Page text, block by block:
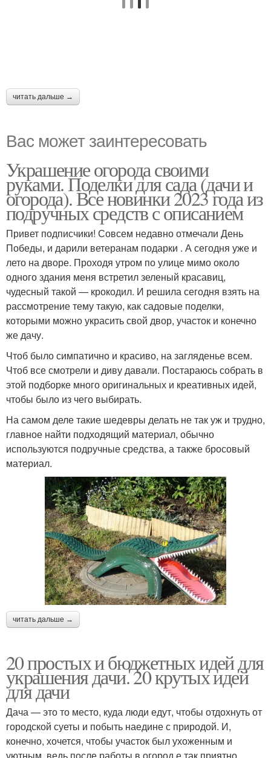
читать дальше →
Вас может заинтересовать
Украшение огорода своими
руками. Поделки для сада (дачи и
огорода). Все новинки 2023 года из
подручных средств с описанием
Привет подписчики! Совсем недавно отмечали День
Победы, и дарили ветеранам подарки . А сегодня уже и
лето на дворе. Проходя утром по улице мимо около
одного здания меня встретил зеленый красавиц,
чудесный такой — крокодил. И решила сегодня взять на
рассмотрение тему такую, как садовые поделки,
которыми можно украсить свой двор, участок и конечно
же дачу.
Чтоб было симпатично и красиво, на загляденье всем.
Чтоб все смотрели и диву давали. Постараюсь собрать в
этой подборке много оригинальных и креативных идей,
чтобы было из чего выбирать.
На самом деле такие шедевры делать не так уж и трудно,
главное найти подходящий материал, обычно
используются подручные средства, а также бросовый
материал.
читать дальше →
20 простых и бюджетных идей для
украшения дачи. 20 крутых идей
для дачи
Дача — это то место, куда люди едут, чтобы отдохнуть от
городской суеты и побыть наедине с природой. И,
конечно, хочется, чтобы участок был ухоженным и